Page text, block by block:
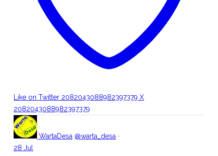
Like on Twitter 2082043088982397379 X
2082043088982397379
WartaDesa @warta_desa ·
28 Jul